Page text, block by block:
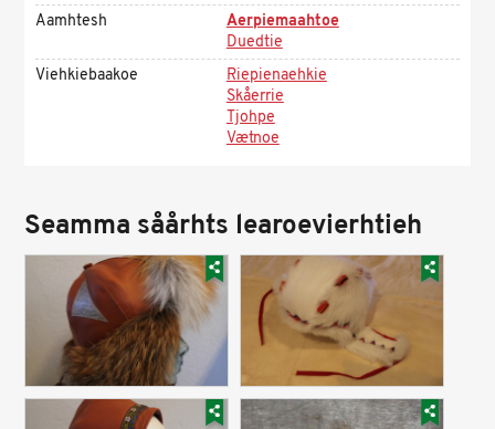
Aamhtesh
Aerpiemaahtoe
Duedtie
Viehkiebaakoe
Riepienaehkie
Skåerrie
Tjohpe
Vætnoe
Seamma såårhts learoevierhtieh